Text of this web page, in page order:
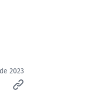
2023